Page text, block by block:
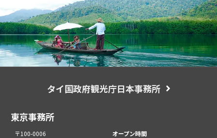
タイ国政府観光庁日本事務所
東京事務所
〒100-0006
オープン時間